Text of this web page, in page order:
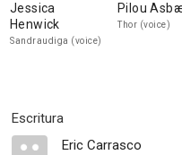
Jessica
Henwick
Sandraudiga (voice)
Pilou
Thor (voice)
Escritura
Eric Carrasco